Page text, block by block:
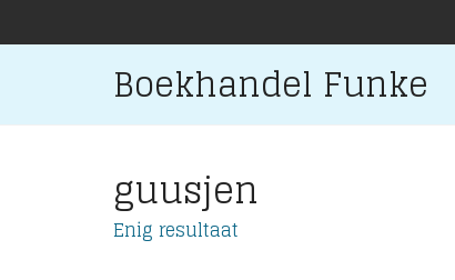
Boekhandel Funke
guusjen
Enig resultaat